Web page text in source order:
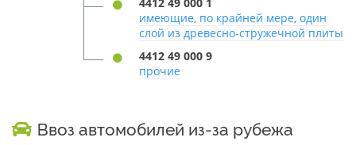
имеющие, по крайней мере, один
слой из древесно-стружечной плиты
4412 49 000 9
прочие
Ввоз автомобилей из-за рубежа